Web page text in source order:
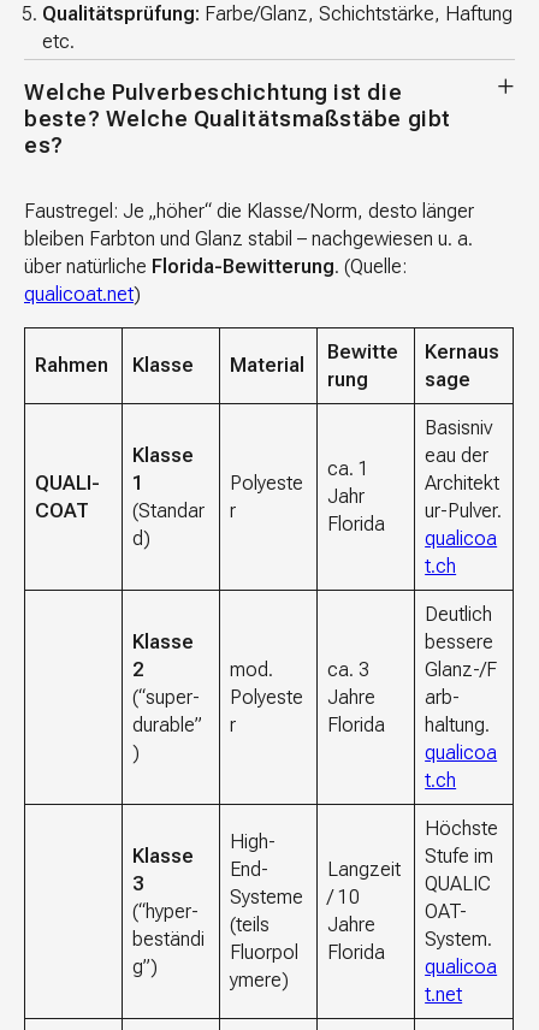
Qualitätsprüfung: Farbe/Glanz, Schichtstärke, Haftung
etc.
Welche Pulverbeschichtung ist die
beste? Welche Qualitätsmaßstäbe gibt
es?
Faustregel: Je „höher“ die Klasse/Norm, desto länger
bleiben Farbton und Glanz stabil – nachgewiesen u. a.
über natürliche Florida-Bewitterung. (Quelle:
qualicoat.net)
Rahmen Klasse Material
Bewitte
rung
Kernaus
sage
QUALI-
COAT
Klasse
1
(Standar
d)
Polyeste
r
ca. 1
Jahr
Florida
Basisniv
eau der
Architekt
ur-Pulver.
qualicoa
t.ch
Klasse
2
(“super-
durable”
)
mod.
Polyeste
r
ca. 3
Jahre
Florida
Deutlich
bessere
Glanz-/F
arb-
haltung.
qualicoa
t.ch
Klasse
3
(“hyper-
beständi
g”)
High-
End-
Systeme
(teils
Fluorpol
ymere)
Langzeit
/ 10
Jahre
Florida
Höchste
Stufe im
QUALIC
OAT-
System.
qualicoa
t.net